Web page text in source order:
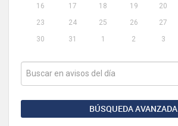
16
17 18 19 20
23
24 25 26 27
30
31 1 2 3
BÚSQUEDA AVANZADA